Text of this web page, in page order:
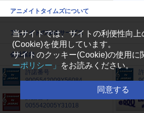
アニメイトタイムズについて
アニメイトのWebサービス
会社案内
許諾番号
9005542009Y56084
005542005Y31018
当サイトでは、サイトの利便性向上
(Cookie)を使用しています。
サイトのクッキー(Cookie)の使用に
ーポリシー」
をお読みください。
同意する